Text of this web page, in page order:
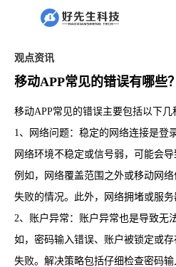
观点资讯
移动APP常见的错误有哪些？
移动APP常见的错误主要包括以下几
1、网络问题：稳定的网络连接是登
网络环境不稳定或信号弱，可能会
例如，网络覆盖范围之外或移动网
失败的情况。此外，网络拥堵或服务
2、账户异常：账户异常也是导致无
如，密码输入错误、账户被锁定或
失败。解决策略包括仔细检查密码